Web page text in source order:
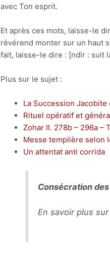
avec Ton esprit.
Et après ces mots, laisse-le
révérend monter sur un haut
fait, laisse-le dire : [ndlr : suit
Plus sur le sujet :
La Succession Jacobite
Rituel opératif et
Zohar II. 278b – 296a –
Messe templière selon
Un attentat anti corrida
Consécration
En savoir plus